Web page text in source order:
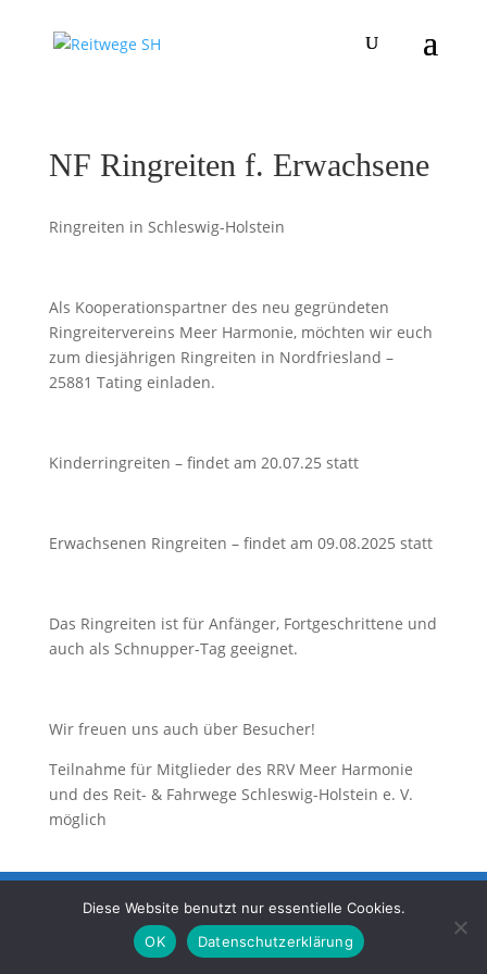
NF Ringreiten f. Erwachsene
Ringreiten in Schleswig-Holstein
Als Kooperationspartner des neu gegründeten
Ringreitervereins Meer Harmonie, möchten wir euch
zum diesjährigen Ringreiten in Nordfriesland –
25881 Tating einladen.
Kinderringreiten – findet am 20.07.25 statt
Erwachsenen Ringreiten – findet am 09.08.2025 statt
Das Ringreiten ist für Anfänger, Fortgeschrittene und
auch als Schnupper-Tag geeignet.
Wir freuen uns auch über Besucher!
Teilnahme für Mitglieder des RRV Meer Harmonie
und des Reit- & Fahrwege Schleswig-Holstein e. V.
möglich
Unsere Partner Vorstand
Mitmachen
Datenschutz
Impressum
Diese Website benutzt nur essentielle Cookies.
OK
Datenschutzerklärung